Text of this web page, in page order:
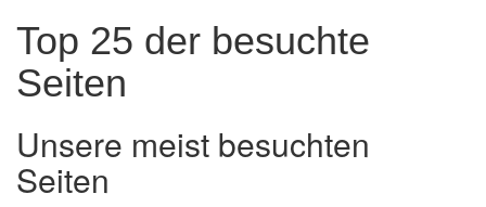
Top 25 der besuchte
Seiten
Unsere meist besuchten
Seiten